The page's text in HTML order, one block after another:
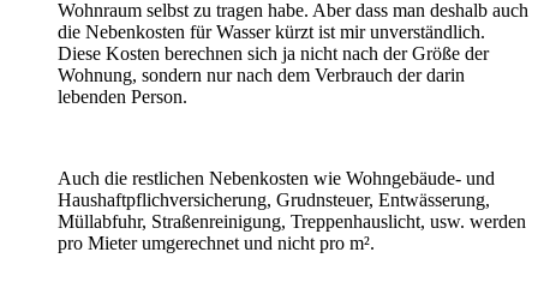
Wohnraum selbst zu tragen habe. Aber dass man deshalb auch
die Nebenkosten für Wasser kürzt ist mir unverständlich.
Diese Kosten berechnen sich ja nicht nach der Größe der
Wohnung, sondern nur nach dem Verbrauch der darin
lebenden Person.
Auch die restlichen Nebenkosten wie Wohngebäude- und
Haushaftpflichversicherung, Grudnsteuer, Entwässerung,
Müllabfuhr, Straßenreinigung, Treppenhauslicht, usw. werden
pro Mieter umgerechnet und nicht pro m².